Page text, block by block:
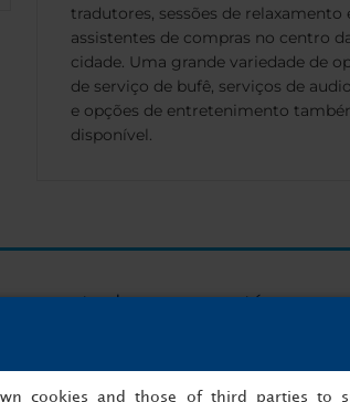
tradutores, sessões de relaxamento
assistentes de compras no centro
cidade. Uma grande variedade de
de serviço de bufê, serviços de
e opções de entretenimento
disponível.
evento de sucesso está a
cookies and those of third parties to